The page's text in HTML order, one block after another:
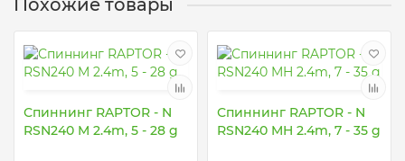
Похожие товары
Спиннинг RAPTOR - N
RSN240 M 2.4m, 5 - 28 g
Спиннинг RAPTOR - N
RSN240 MH 2.4m, 7 - 35 g